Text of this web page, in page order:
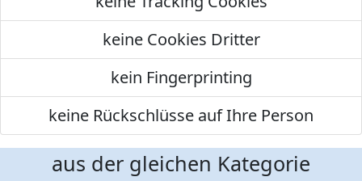
keine Cookies Dritter
kein Fingerprinting
keine Rückschlüsse auf Ihre Person
aus der gleichen Kategorie